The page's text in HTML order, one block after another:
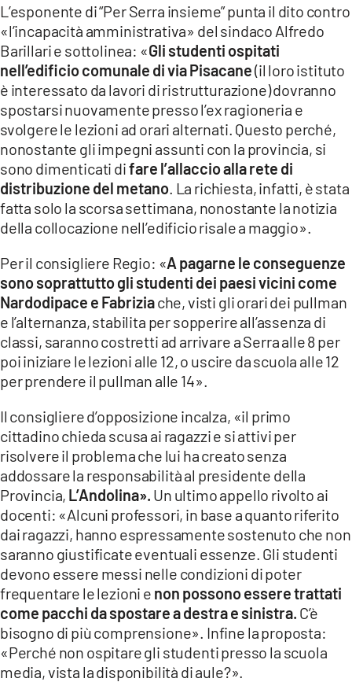
ILREGGINO.IT
COSENZACHANNEL.IT
ILVIBONESE.IT
CATANZAROCHANNEL.IT
LACAPITALENEWS.IT
App
ANDROID
APPLE
L’esponente di “Per Serra insieme” punta il dito contro
«l’incapacità amministrativa» del sindaco Alfredo
Barillari e sottolinea: «Gli studenti ospitati
nell’edificio comunale di via Pisacane(il loro istituto
è interessato da lavori di ristrutturazione) dovranno
spostarsi nuovamente presso l’ex ragioneria e
svolgere le lezioni ad orari alternati. Questo perché,
nonostante gli impegni assunti con la provincia, si
sono dimenticati difare l’allaccio alla rete di
distribuzione del metano . La richiesta, infatti, è stata
fatta solo la scorsa settimana, nonostante la notizia
della collocazione nell’edificio risale a maggio».
Per il consigliere Regio: «A pagarne le conseguenze
sono soprattutto gli studenti dei paesi vicini come
Nardodipace e Fabriziache, visti gli orari dei pullman
e l’alternanza, stabilita per sopperire all’assenza di
classi, saranno costretti ad arrivare a Serra alle 8 per
poi iniziare le lezioni alle 12, o uscire da scuola alle 12
per prendere il pullman alle 14».
Il consigliere d’opposizione incalza, «il primo
cittadino chieda scusa ai ragazzi e si attivi per
risolvere il problema che lui ha creato senza
addossare la responsabilità al presidente della
Provincia, L’Andolina». Un ultimo appello rivolto ai
docenti: «Alcuni professori, in base a quanto riferito
dai ragazzi, hanno espressamente sostenuto che non
saranno giustificate eventuali essenze. Gli studenti
devono essere messi nelle condizioni di poter
frequentare le lezioni e non possono essere trattati
come pacchi da spostare a destra e sinistra. C’è
bisogno di più comprensione». Infine la proposta:
«Perché non ospitare gli studenti presso la scuola
media, vista la disponibilità di aule?».